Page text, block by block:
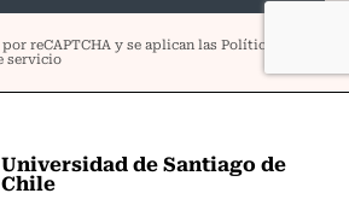
Universidad de Santiago de
Chile